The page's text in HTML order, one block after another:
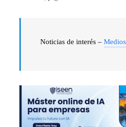
Noticias de interés –